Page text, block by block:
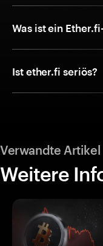
Was ist ein
Ist ether.fi seriös?
Verwandte Artikel
Weitere